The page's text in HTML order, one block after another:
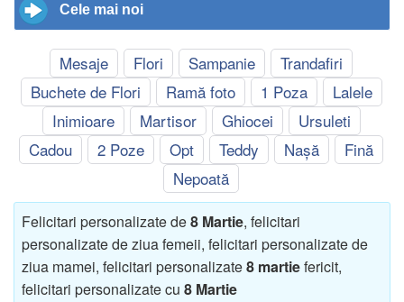
Cele mai noi
Mesaje Flori Sampanie
Trandafiri
Buchete de Flori
Ramă foto 1 Poza
Lalele
Inimioare
Martisor Ghiocei
Ursuleti
Cadou
2 Poze Opt Teddy Nașă
Fină
Nepoată
Felicitari personalizate de8 Martie, felicitari
personalizate de ziua femeii, felicitari personalizate de
ziua mamei, felicitari personalizate8 martiefericit,
felicitari personalizate cu 8 Martie